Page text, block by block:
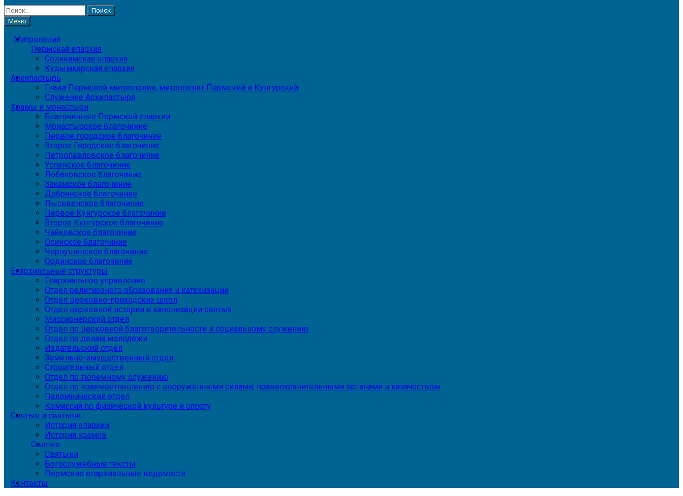
Найти:
Меню
Митрополия
Пермская епархия
Соликамская епархия
Кудымкарская епархия
Архипастырь
Глава Пермской митрополии, митрополит Пермский и Кунгурский
Служение Архипастыря
Храмы и монастыри
Благочинные Пермской епархии
Монастырское благочиние
Первое городское благочиние
Второе Городское благочиние
Петропавловское благочиние
Успенское благочиние
Лобановское благочиние
Закамское благочиние
Добрянское благочиние
Лысьвенское благочиние
Первое Кунгурское благочиние
Второе Кунгурское благочиние
Чайковское благочиние
Осинское благочиние
Чернушинское благочиние
Ординское благочиние
Епархиальные структуры
Епархиальное управление
Отдел религиозного образования и катехизации
Отдел церковно-приходских школ
Отдел церковной истории и канонизации святых
Миссионерский отдел
Отдел по церковной благотворительности и социальному служению
Отдел по делам молодежи
Издательский отдел
Земельно-имущественный отдел
Строительный отдел
Отдел по тюремному служению
Отдел по взаимоотношению с вооруженными силами, правоохранительными органами и казачеством
Паломнический отдел
Комиссия по физической культуре и спорту
Святые и святыни
История епархии
История храмов
Святые
Святыни
Богослужебные тексты
Пермские епархиальные ведомости
Контакты